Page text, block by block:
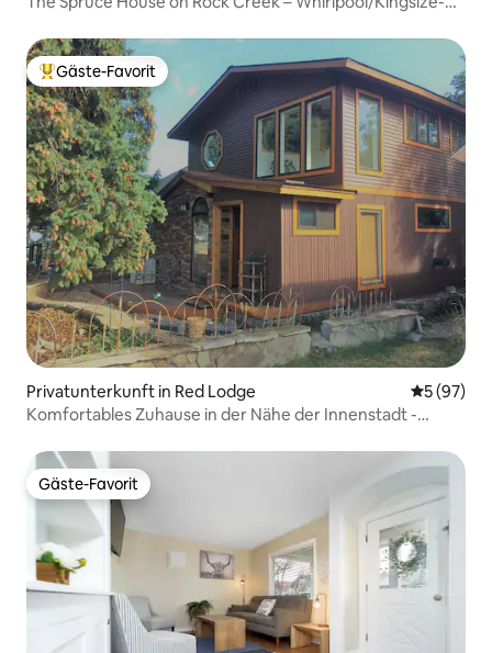
Beliebter Gäste-Favorit.
Gäste-Favorit
Privatunterkunft in Red Lodge
5 (97)
Komfortables Zuhause in der Nähe der Innenstadt -
Gäste-Favorit
Gäste-Favorit